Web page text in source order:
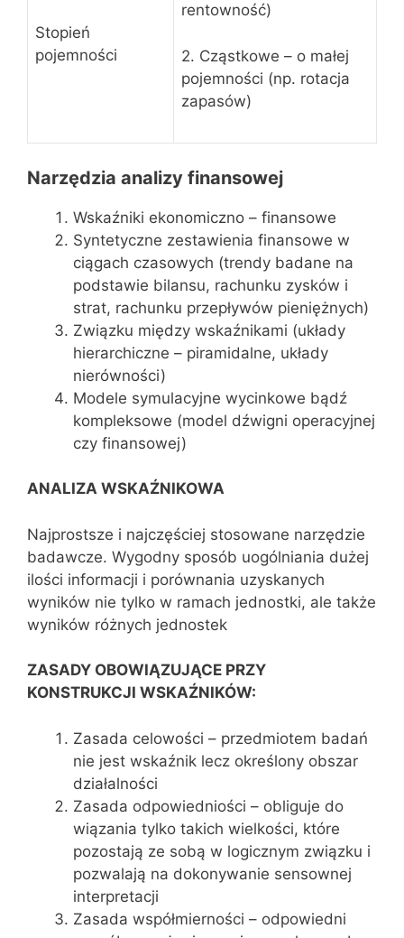
Stopień
pojemności
rentowność)
2. Cząstkowe – o małej
pojemności (np. rotacja
zapasów)
Narzędzia analizy finansowej
Wskaźniki ekonomiczno – finansowe
Syntetyczne zestawienia finansowe w
ciągach czasowych (trendy badane na
podstawie bilansu, rachunku zysków i
strat, rachunku przepływów pieniężnych)
Związku między wskaźnikami (układy
hierarchiczne – piramidalne, układy
nierówności)
Modele symulacyjne wycinkowe bądź
kompleksowe (model dźwigni operacyjnej
czy finansowej)
ANALIZA WSKAŹNIKOWA
Najprostsze i najczęściej stosowane narzędzie
badawcze. Wygodny sposób uogólniania dużej
ilości informacji i porównania uzyskanych
wyników nie tylko w ramach jednostki, ale także
wyników różnych jednostek
ZASADY OBOWIĄZUJĄCE PRZY
KONSTRUKCJI WSKAŹNIKÓW:
Zasada celowości – przedmiotem badań
nie jest wskaźnik lecz określony obszar
działalności
Zasada odpowiedniości – obliguje do
wiązania tylko takich wielkości, które
pozostają ze sobą w logicznym związku i
pozwalają na dokonywanie sensownej
interpretacji
Zasada współmierności – odpowiedni